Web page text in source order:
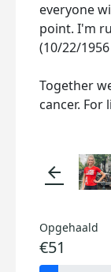
everyone
point. I'm
(10/22/
Together
cancer. For
arrow_back
Opgehaald
€51